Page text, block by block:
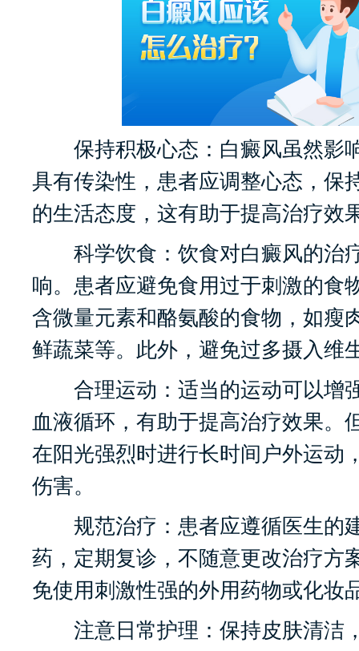
保持积极心态：白癜风虽然影
具有传染性，患者应调整心态，保
的生活态度，这有助于提高治疗效
科学饮食：饮食对白癜风的治
响。患者应避免食用过于刺激的食
含微量元素和酪氨酸的食物，如瘦
鲜蔬菜等。此外，避免过多摄入维
合理运动：适当的运动可以增
血液循环，有助于提高治疗效果。
在阳光强烈时进行长时间户外运动
伤害。
规范治疗：患者应遵循医生的
药，定期复诊，不随意更改治疗方
免使用刺激性强的外用药物或化妆
注意日常护理：保持皮肤清洁